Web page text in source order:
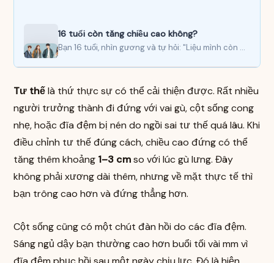
16 tuổi còn tăng chiều cao không?
Bạn 16 tuổi, nhìn gương và tự hỏi: "Liệu mình còn cao thêm được nữa không?" – bạn…
Tư thếlà thứ thực sự có thể cải thiện được. Rất nhiều
người trưởng thành đi đứng với vai gù, cột sống cong
nhẹ, hoặc đĩa đệm bị nén do ngồi sai tư thế quá lâu. Khi
điều chỉnh tư thế đúng cách, chiều cao đứng có thể
tăng thêm khoảng 1–3 cmso với lúc gù lưng. Đây
không phải xương dài thêm, nhưng về mặt thực tế thì
bạn trông cao hơn và đứng thẳng hơn.
Cột sống cũng có một chút đàn hồi do các đĩa đệm.
Sáng ngủ dậy bạn thường cao hơn buổi tối vài mm vì